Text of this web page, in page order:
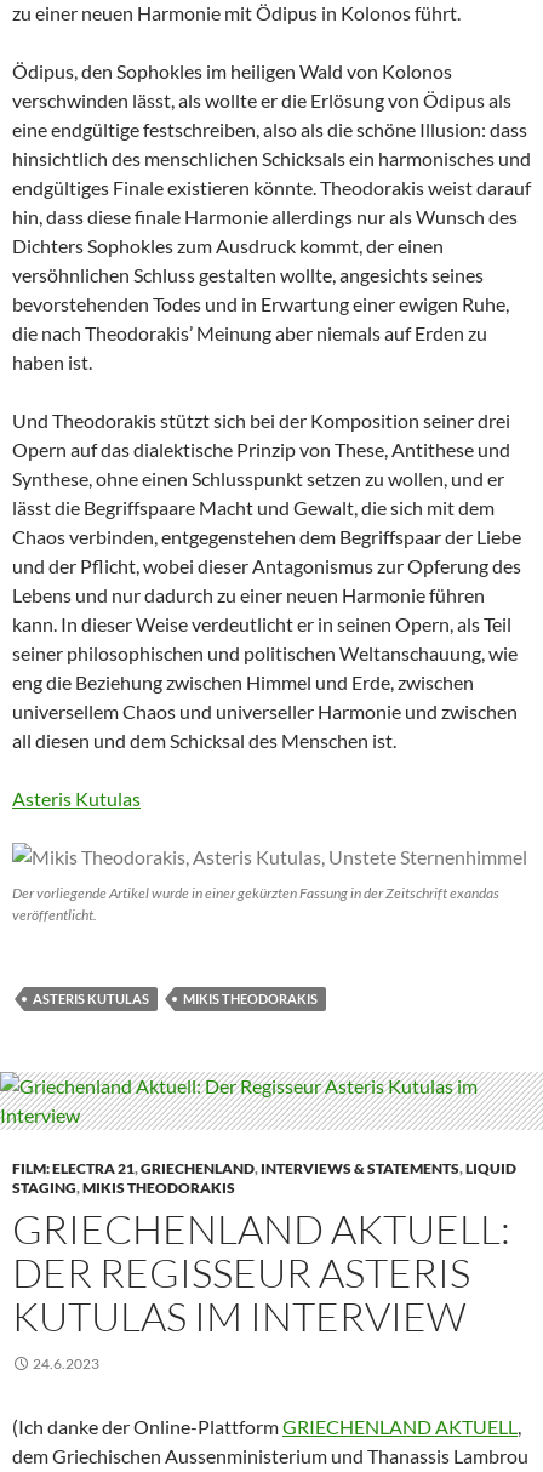
zu einer neuen Harmonie mit Ödipus in Kolonos führt.
Ödipus, den Sophokles im heiligen Wald von Kolonos
verschwinden lässt, als wollte er die Erlösung von Ödipus als
eine endgültige festschreiben, also als die schöne Illusion: dass
hinsichtlich des menschlichen Schicksals ein harmonisches und
endgültiges Finale existieren könnte. Theodorakis weist darauf
hin, dass diese finale Harmonie allerdings nur als Wunsch des
Dichters Sophokles zum Ausdruck kommt, der einen
versöhnlichen Schluss gestalten wollte, angesichts seines
bevorstehenden Todes und in Erwartung einer ewigen Ruhe,
die nach Theodorakis’ Meinung aber niemals auf Erden zu
haben ist.
Und Theodorakis stützt sich bei der Komposition seiner drei
Opern auf das dialektische Prinzip von These, Antithese und
Synthese, ohne einen Schlusspunkt setzen zu wollen, und er
lässt die Begriffspaare Macht und Gewalt, die sich mit dem
Chaos verbinden, entgegenstehen dem Begriffspaar der Liebe
und der Pflicht, wobei dieser Antagonismus zur Opferung des
Lebens und nur dadurch zu einer neuen Harmonie führen
kann. In dieser Weise verdeutlicht er in seinen Opern, als Teil
seiner philosophischen und politischen Weltanschauung, wie
eng die Beziehung zwischen Himmel und Erde, zwischen
universellem Chaos und universeller Harmonie und zwischen
all diesen und dem Schicksal des Menschen ist.
Asteris Kutulas
Der vorliegende Artikel wurde in einer gekürzten Fassung in der Zeitschrift exandas
veröffentlicht.
ASTERIS KUTULAS MIKIS THEODORAKIS
FILM: ELECTRA 21,GRIECHENLAND, INTERVIEWS & STATEMENTS,LIQUID
STAGING,MIKIS THEODORAKIS
GRIECHENLAND AKTUELL:
DER REGISSEUR ASTERIS
KUTULAS IM INTERVIEW
24.6.2023
(Ich danke der Online-PlattformGRIECHENLAND AKTUELL,
dem Griechischen Aussenministerium und Thanassis Lambrou